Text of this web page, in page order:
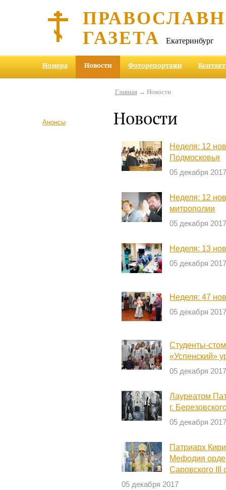
ГАЗЕТА Екатеринбург
Номера Новости Фоторепортажи
Анонсы
Главная→ Новости
Новости
Неделя: 12
Подмосковья
05 декабря
Неделя: 12
митрополии
05 декабря
Неделя: 13
05 декабря
Неделя: 47
05 декабря
Студенты-
«Успенский»
05 декабря
Лауреатом
г.
05 декабря
Патриарх
Мефодия
Саровского III
05 декабря 2017